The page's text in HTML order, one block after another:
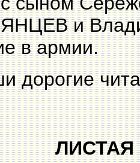
и
в армии.
дорогие